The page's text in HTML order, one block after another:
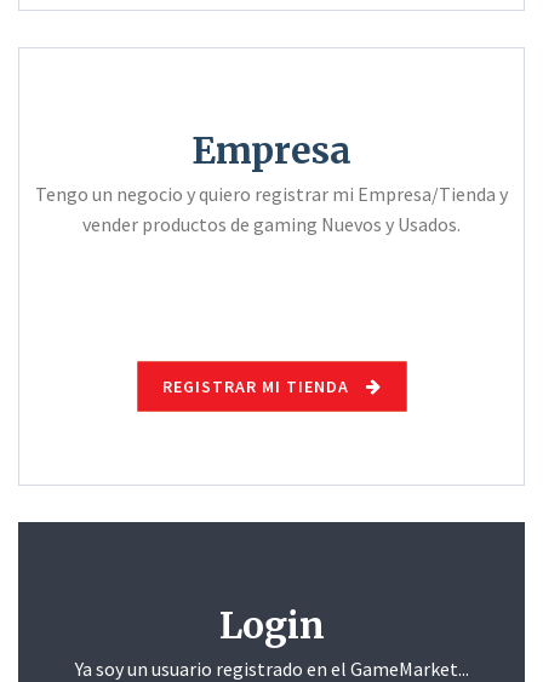
Empresa
Tengo un negocio y quiero registrar mi Empresa/Tienda y
vender productos de gaming Nuevos y Usados.
REGISTRAR MI TIENDA
Login
Ya soy un usuario registrado en el GameMarket...